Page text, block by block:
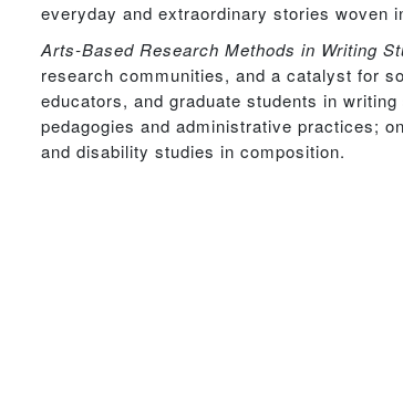
everyday and extraordinary stories woven
Arts-Based Research Methods in Writing
research communities, and a catalyst for
educators, and graduate students in
pedagogies and administrative practices;
and disability studies in composition.